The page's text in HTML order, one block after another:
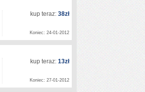
kup teraz: 38zł
Koniec: 24-01-2012
kup teraz: 13zł
Koniec: 27-01-2012